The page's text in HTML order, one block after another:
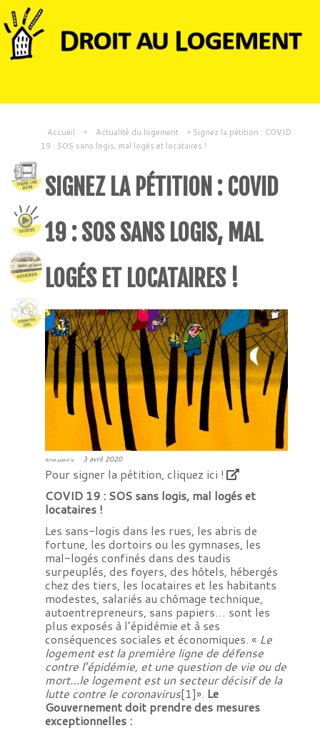
Accueil » Actualité du logement » Signez la pétition : COVID
19 : SOS sans logis, mal logés et locataires !
SIGNEZ LA PÉTITION : COVID
19 : SOS SANS LOGIS, MAL
LOGÉS ET LOCATAIRES !
Billet publié le 3 avril 2020
Pour signer la pétition, cliquez ici !
COVID 19 : SOS sans logis, mal logés et
locataires !
Les sans-logis dans les rues, les abris de
fortune, les dortoirs ou les gymnases, les
mal-logés confinés dans des taudis
surpeuplés, des foyers, des hôtels, hébergés
chez des tiers, les locataires et les habitants
modestes, salariés au chômage technique,
autoentrepreneurs, sans papiers… sont les
plus exposés à l’épidémie et à ses
conséquences sociales et économiques. «Le
logement est la première ligne de défense
contre l’épidémie, et une question de vie ou de
mort…le logement est un secteur décisif de la
lutte contre le coronavirus[1]». Le
Gouvernement doit prendre des mesures
exceptionnelles :